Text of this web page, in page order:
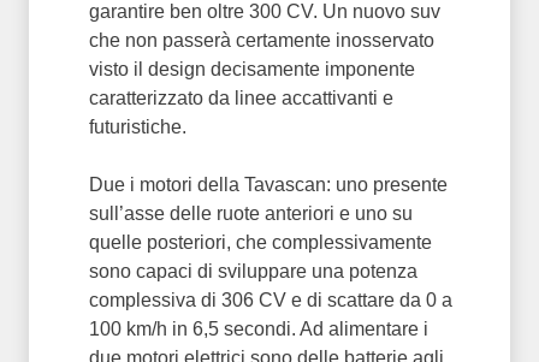
garantire ben oltre 300 CV. Un nuovo suv
che non passerà certamente inosservato
visto il design decisamente imponente
caratterizzato da linee accattivanti e
futuristiche.
Due i motori della Tavascan: uno presente
sull’asse delle ruote anteriori e uno su
quelle posteriori, che complessivamente
sono capaci di sviluppare una potenza
complessiva di 306 CV e di scattare da 0 a
100 km/h in 6,5 secondi. Ad alimentare i
due motori elettrici sono delle batterie agli